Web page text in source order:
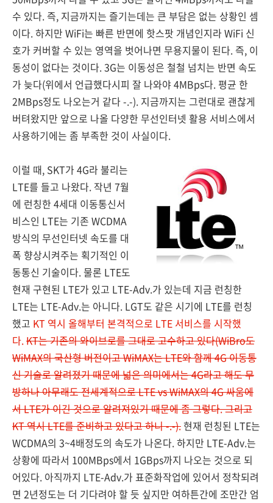
수 있다. 즉, 지금까지는 즐기는데는 큰 부담은 없는 상황인 셈
이다. 하지만 WiFi는 빠른 반면에 핫스팟 개념인지라 WiFi 신
호가 커버할 수 있는 영역을 벗어나면 무용지물이 된다. 즉, 이
동성이 없다는 것이다. 3G는 이동성은 철철 넘치는 반면 속도
가 늦다(위에서 언급했다시피 잘 나와야 4MBps다. 평균 한
2MBps정도 나오는거 같다 -.-). 지금까지는 그런대로 괜찮게
버텨왔지만 앞으로 나올 다양한 무선인터넷 활용 서비스에서
사용하기에는 좀 부족한 것이 사실이다.
이럴 때, SKT가 4G라 불리는
LTE를 들고 나왔다. 작년 7월
에 런칭한 4세대 이동통신서
비스인 LTE는 기존 WCDMA
방식의 무선인터넷 속도를 대
폭 향상시켜주는 획기적인 이
동통신 기술이다. 물론 LTE도
현재 구현된 LTE가 있고 LTE-Adv.가 있는데 지금 런칭한
LTE는 LTE-Adv.는 아니다. LGT도 같은 시기에 LTE를 런칭
했고 KT 역시 올해부터 본격적으로 LTE 서비스를 시작했
다.KT는 기존의 와이브로를 그대로 고수하고 있다(WiBro도
WiMAX의 국산형 버전이고 WiMAX는 LTE와 함께 4G 이동통
신 기술로 알려졌기 때문에 넓은 의미에서는 4G라고 해도 무
방하나 아무래도 전세계적으로 LTE vs WiMAX의 4G 싸움에
서 LTE가 이긴 것으로 알려져있기 때문에 좀 그렇다. 그리고
KT 역시 LTE를 준비하고 있다고 하니 -.-). 현재 런칭된 LTE는
WCDMA의 3~4배정도의 속도가 나온다. 하지만 LTE-Adv.는
상황에 따라서 100MBps에서 1GBps까지 나오는 것으로 되
어있다. 아직까지 LTE-Adv.가 표준화작업에 있어서 정착되려
면 2년정도는 더 기다려야 할 듯 싶지만 여하튼간에 조만간 엄